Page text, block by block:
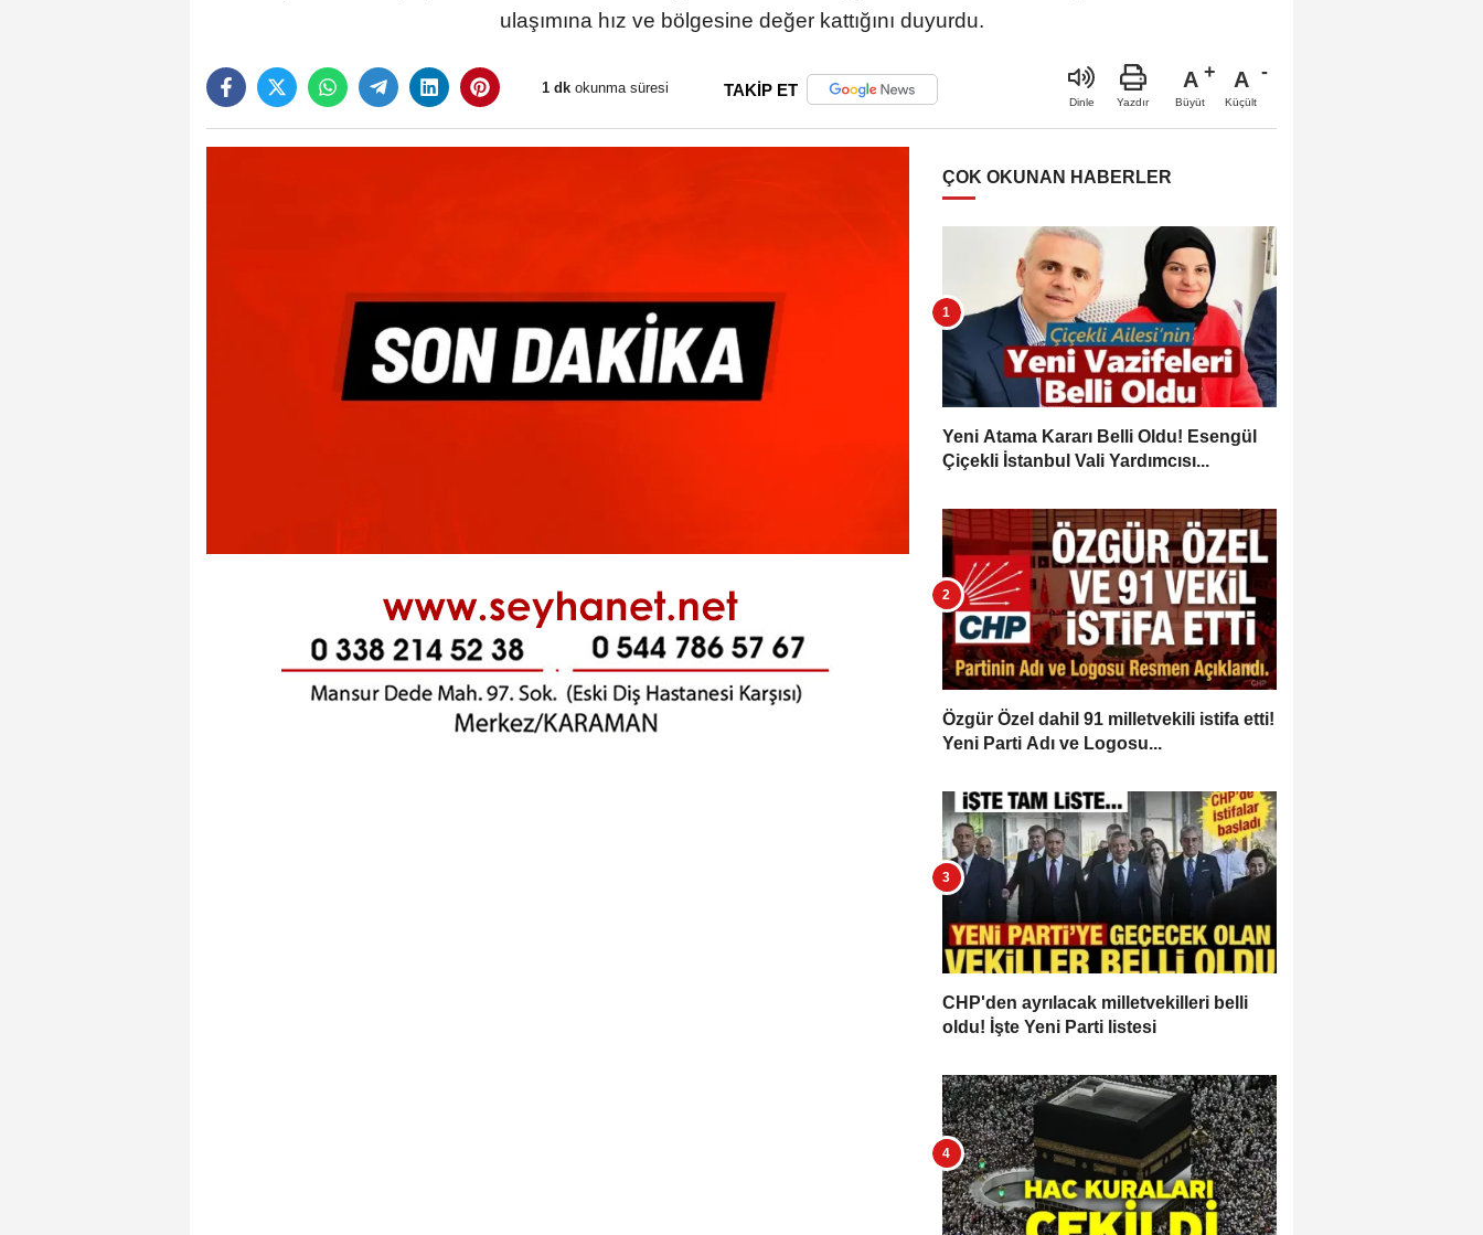
ulaşımına hız ve bölgesine değer kattığını duyurdu.
1 dk okunma süresi TAKİP ET
Dinle Yazdır
A
Büyüt
A
Küçült
ÇOK OKUNAN HABERLER
Yeni Atama Kararı Belli Oldu! Esengül
Çiçekli İstanbul Vali Yardımcısı...
Özgür Özel dahil 91 milletvekili istifa etti!
Yeni Parti Adı ve Logosu...
CHP'den ayrılacak milletvekilleri belli
oldu! İşte Yeni Parti listesi